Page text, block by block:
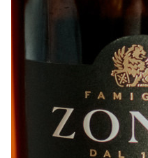
EMPLOIS EN
TRAITEUR ÉVÉNEMENTIEL
DONNER VOTRE OPINION